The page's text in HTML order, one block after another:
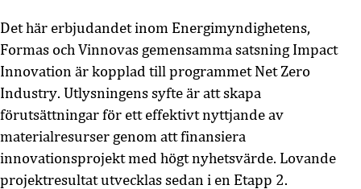
Det här erbjudandet inom Energimyndighetens,
Formas och Vinnovas gemensamma satsning Impact
Innovation är kopplad till programmet Net Zero
Industry. Utlysningens syfte är att skapa
förutsättningar för ett effektivt nyttjande av
materialresurser genom att finansiera
innovationsprojekt med högt nyhetsvärde. Lovande
projektresultat utvecklas sedan i en Etapp 2.